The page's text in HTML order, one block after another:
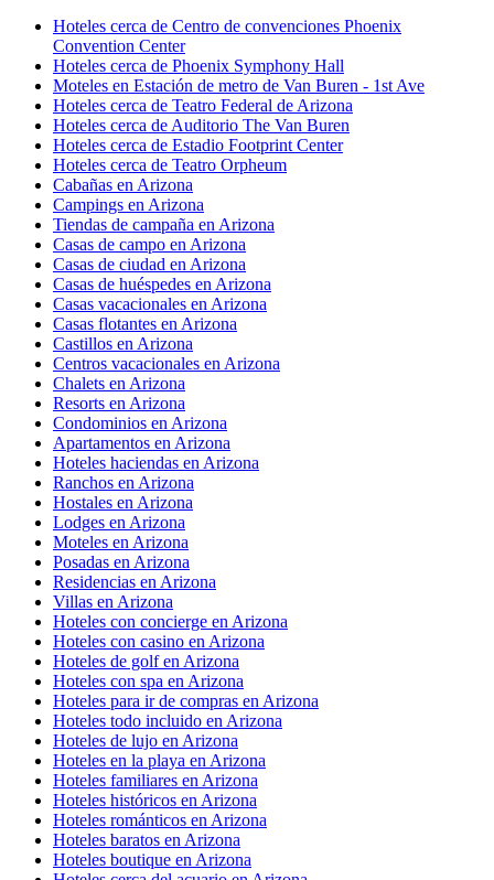
Hoteles cerca de Centro de convenciones Phoenix
Convention Center
Hoteles cerca de Phoenix Symphony Hall
Moteles en Estación de metro de Van Buren - 1st Ave
Hoteles cerca de Teatro Federal de Arizona
Hoteles cerca de Auditorio The Van Buren
Hoteles cerca de Estadio Footprint Center
Hoteles cerca de Teatro Orpheum
Cabañas en Arizona
Campings en Arizona
Tiendas de campaña en Arizona
Casas de campo en Arizona
Casas de ciudad en Arizona
Casas de huéspedes en Arizona
Casas vacacionales en Arizona
Casas flotantes en Arizona
Castillos en Arizona
Centros vacacionales en Arizona
Chalets en Arizona
Resorts en Arizona
Condominios en Arizona
Apartamentos en Arizona
Hoteles haciendas en Arizona
Ranchos en Arizona
Hostales en Arizona
Lodges en Arizona
Moteles en Arizona
Posadas en Arizona
Residencias en Arizona
Villas en Arizona
Hoteles con concierge en Arizona
Hoteles con casino en Arizona
Hoteles de golf en Arizona
Hoteles con spa en Arizona
Hoteles para ir de compras en Arizona
Hoteles todo incluido en Arizona
Hoteles de lujo en Arizona
Hoteles en la playa en Arizona
Hoteles familiares en Arizona
Hoteles históricos en Arizona
Hoteles románticos en Arizona
Hoteles baratos en Arizona
Hoteles boutique en Arizona